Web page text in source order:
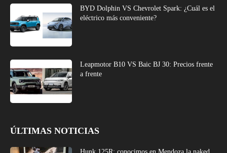
BYD Dolphin VS Chevrolet Spark: ¿Cuál es el
eléctrico más conveniente?
Leapmotor B10 VS Baic BJ 30: Precios frente
a frente
ÚLTIMAS NOTICIAS